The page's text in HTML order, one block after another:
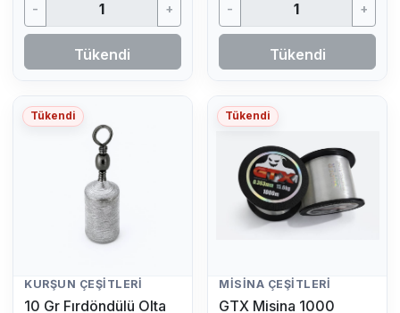
- +
Tükendi
- +
Tükendi
Tükendi
KURŞUN ÇEŞITLERI
10 Gr Fırdöndülü Olta
Tükendi
MISINA ÇEŞITLERI
GTX Misina 1000